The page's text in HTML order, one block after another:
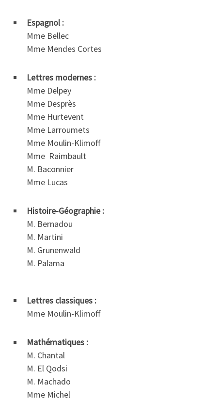
Espagnol :
Mme Bellec
Mme Mendes Cortes
Lettres modernes :
Mme Delpey
Mme Desprès
Mme Hurtevent
Mme Larroumets
Mme Moulin-Klimoff
Mme Raimbault
M. Baconnier
Mme Lucas
Histoire-Géographie :
M. Bernadou
M. Martini
M. Grunenwald
M. Palama
Lettres classiques :
Mme Moulin-Klimoff
Mathématiques :
M. Chantal
M. El Qodsi
M. Machado
Mme Michel